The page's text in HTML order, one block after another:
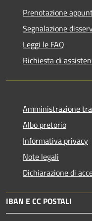
Prenotazione
Segnalazione
Leggi le FAQ
Richiesta di
Amministrazione
Albo pretorio
Informativa privacy
Note legali
Dichiarazione di
IBAN E CC POSTALI